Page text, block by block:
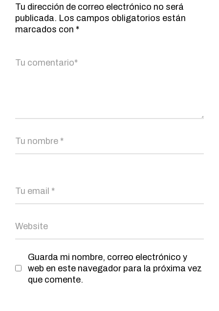
Tu dirección de correo electrónico no será
publicada. Los campos obligatorios están
marcados con *
Guarda mi nombre, correo electrónico y
web en este navegador para la próxima vez
que comente.